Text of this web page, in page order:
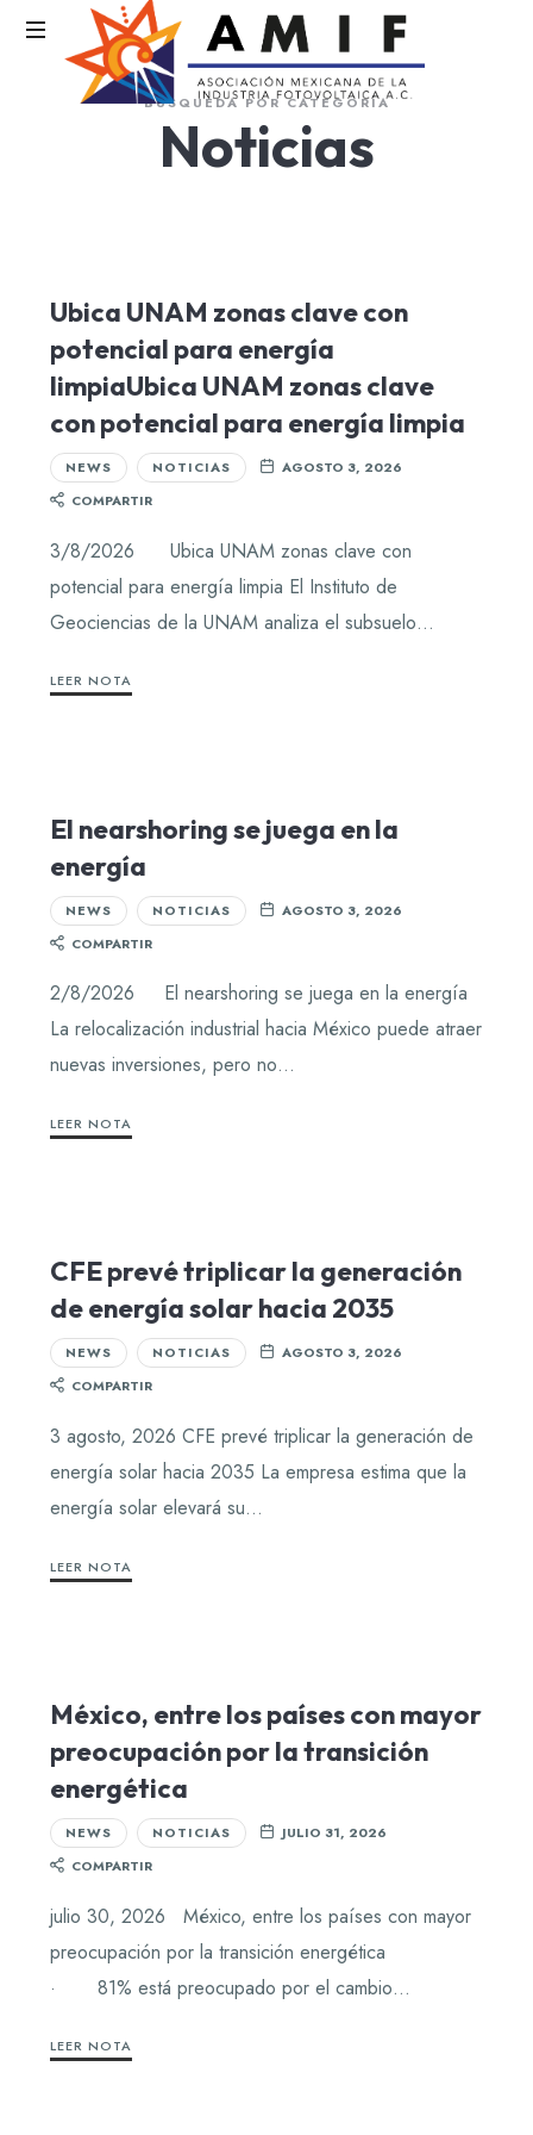
AMIF
BÚSQUEDA POR CATEGORÍA
Noticias
Ubica UNAM zonas clave con
potencial para energía
limpiaUbica UNAM zonas clave
con potencial para energía limpia
NEWS NOTICIAS
AGOSTO 3, 2026
COMPARTIR
3/8/2026 Ubica UNAM zonas clave con
potencial para energía limpia El Instituto de
Geociencias de la UNAM analiza el subsuelo…
LEER NOTA
El nearshoring se juega en la
energía
NEWS NOTICIAS
AGOSTO 3, 2026
COMPARTIR
2/8/2026 El nearshoring se juega en la energía
La relocalización industrial hacia México puede atraer
nuevas inversiones, pero no…
LEER NOTA
CFE prevé triplicar la generación
de energía solar hacia 2035
NEWS NOTICIAS
AGOSTO 3, 2026
COMPARTIR
3 agosto, 2026 CFE prevé triplicar la generación de
energía solar hacia 2035 La empresa estima que la
energía solar elevará su…
LEER NOTA
México, entre los países con mayor
preocupación por la transición
energética
NEWS NOTICIAS
JULIO 31, 2026
COMPARTIR
julio 30, 2026 México, entre los países con mayor
preocupación por la transición energética
· 81% está preocupado por el cambio…
LEER NOTA